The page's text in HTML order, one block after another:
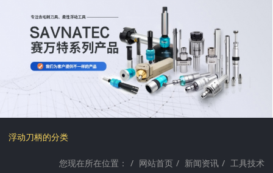
e
S
e
r
e
S
e
r
浮动刀柄的分类
您现在所在位置： 网站首页 新闻资讯 工具技术